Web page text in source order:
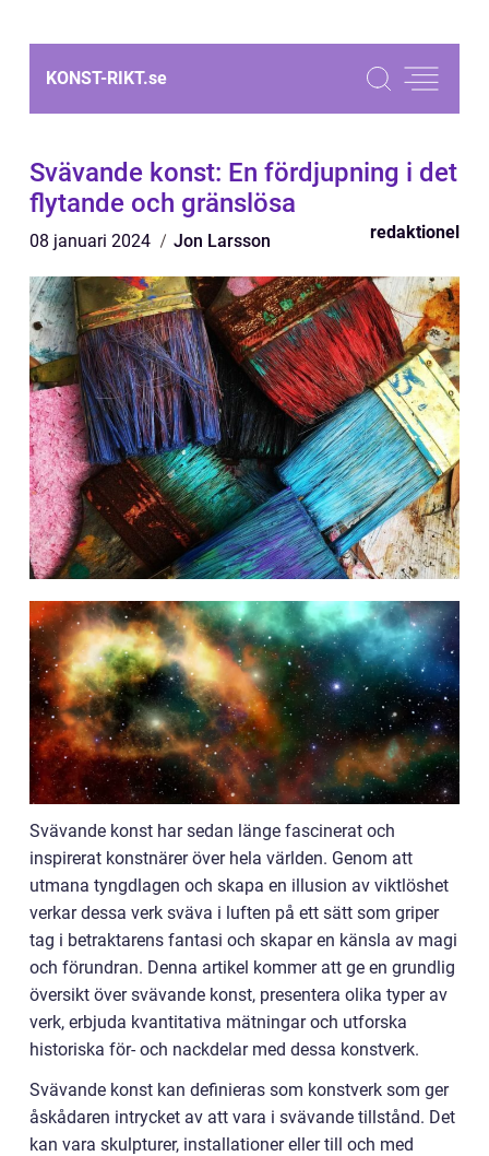
KONST-RIKT.se
Svävande konst: En fördjupning i det
flytande och gränslösa
08 januari 2024 Jon Larsson redaktionel
Svävande konst har sedan länge fascinerat och
inspirerat konstnärer över hela världen. Genom att
utmana tyngdlagen och skapa en illusion av viktlöshet
verkar dessa verk sväva i luften på ett sätt som griper
tag i betraktarens fantasi och skapar en känsla av magi
och förundran. Denna artikel kommer att ge en grundlig
översikt över svävande konst, presentera olika typer av
verk, erbjuda kvantitativa mätningar och utforska
historiska för- och nackdelar med dessa konstverk.
Svävande konst kan definieras som konstverk som ger
åskådaren intrycket av att vara i svävande tillstånd. Det
kan vara skulpturer, installationer eller till och med